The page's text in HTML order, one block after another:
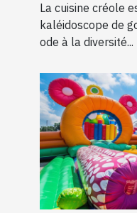
La cuisine créole
kaléidoscope de
ode à la diversité...